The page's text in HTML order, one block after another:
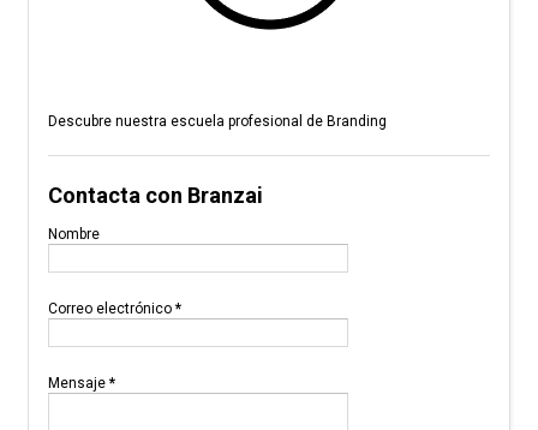
Descubre nuestra escuela profesional de Branding
Contacta con Branzai
Nombre
Correo electrónico *
Mensaje *